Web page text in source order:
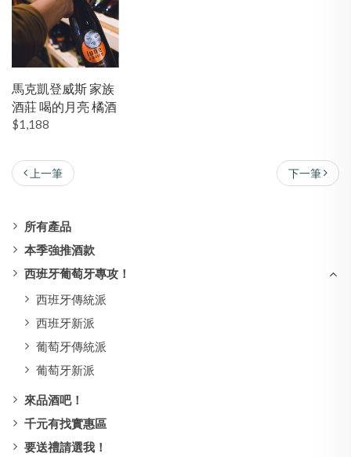
所有產品
本季強推酒款
西班牙葡萄牙專攻！
西班牙傳統派
西班牙新派
葡萄牙傳統派
葡萄牙新派
來品酒吧！
千元有找實惠區
要送禮請選我！
馬克凱登威斯 家族
酒莊 喝的月亮 橘酒
$1,188
下一筆
上一筆